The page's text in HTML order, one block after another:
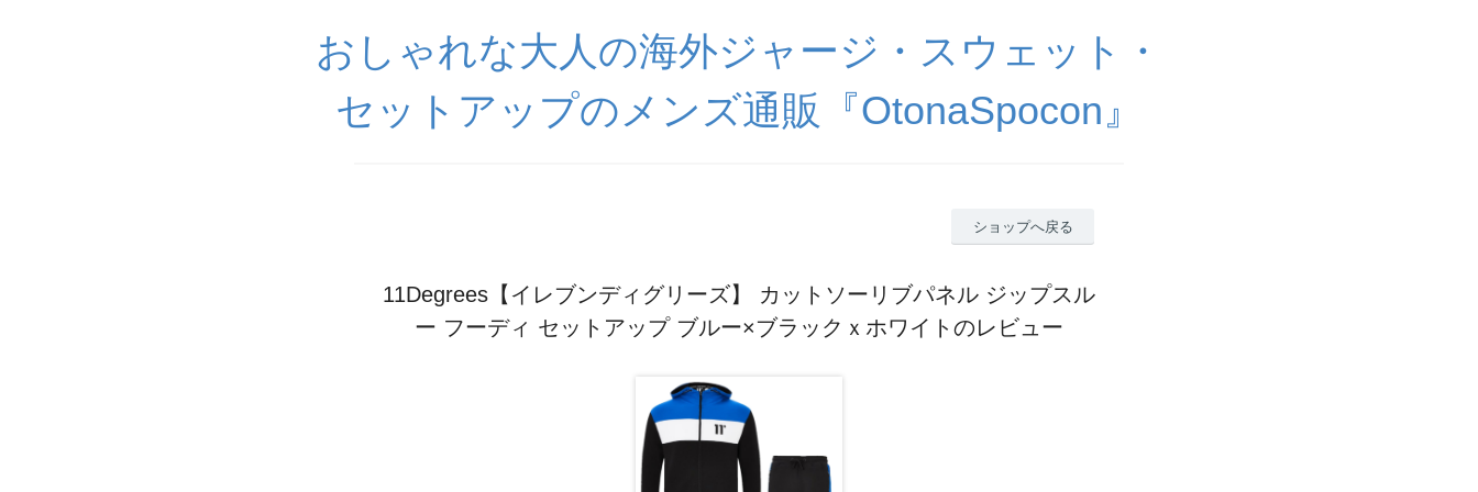
おしゃれな大人の海外ジャージ・スウェット・
セットアップのメンズ通販『OtonaSpocon』
ショップへ戻る
11Degrees【イレブンディグリーズ】 カットソーリブパネル ジップスル
ー フーディ セットアップ ブルー×ブラックｘホワイトのレビュー